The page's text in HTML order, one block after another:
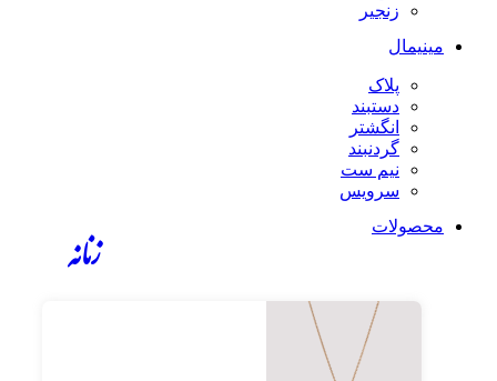
زنجیر
مینیمال
پلاک
دستبند
انگشتر
گردنبند
نیم ست
سرویس
محصولات
زنانه